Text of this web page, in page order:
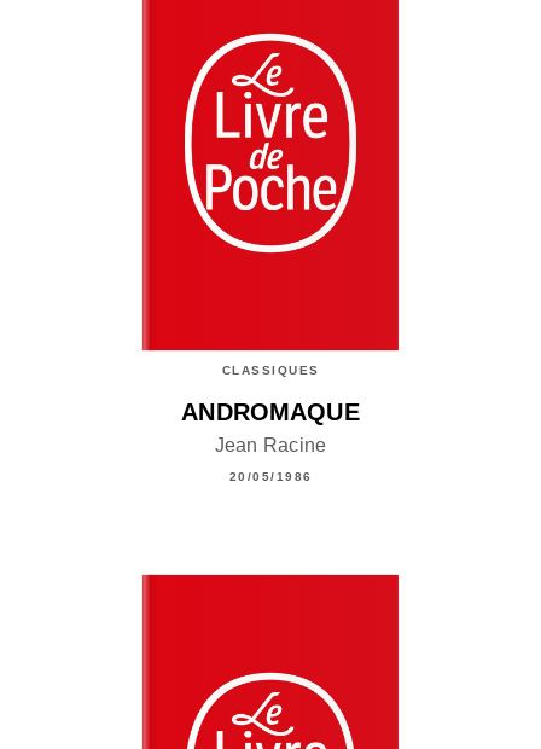
CLASSIQUES
ANDROMAQUE
Jean Racine
20/05/1986